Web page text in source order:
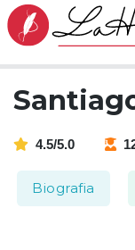
4.5/5.0
Biografia